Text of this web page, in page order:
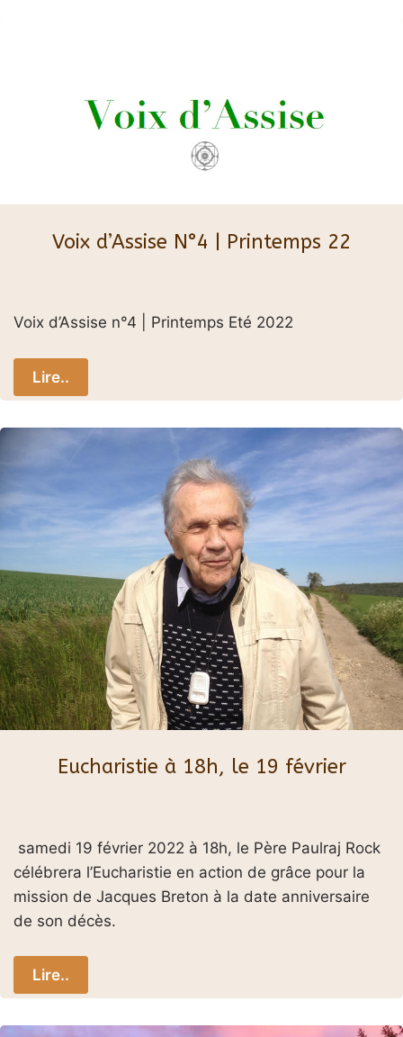
Voix d’Assise N°4 | Printemps 22
Voix d’Assise n°4 | Printemps Eté 2022
Lire..
Eucharistie à 18h, le 19 février
samedi 19 février 2022 à 18h, le Père Paulraj Rock
célébrera l’Eucharistie en action de grâce pour la
mission de Jacques Breton à la date anniversaire
de son décès.
Lire..